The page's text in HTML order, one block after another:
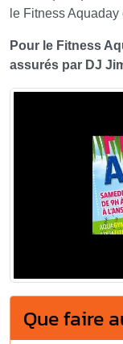
le Fitness
Pour le Fitness
assurés par DJ
Que faire